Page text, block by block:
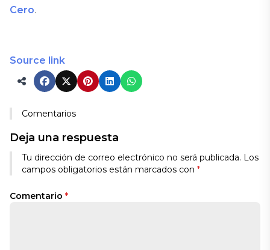
Cero.
Source link
Comentarios
Deja una respuesta
Tu dirección de correo electrónico no será publicada. Los
campos obligatorios están marcados con *
Comentario *